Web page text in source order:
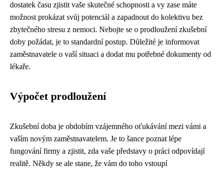
dostatek času zjistit vaše skutečné schopnosti a vy zase máte
možnost prokázat svůj potenciál a zapadnout do kolektivu bez
zbytečného stresu z nemoci. Nebojte se o prodloužení zkušební
doby požádat, je to standardní postup. Důležité je informovat
zaměstnavatele o vaší situaci a dodat mu potřebné dokumenty od
lékaře.
Výpočet prodloužení
Zkušební doba je obdobím vzájemného oťukávání mezi vámi a
vaším novým zaměstnavatelem. Je to šance poznat lépe
fungování firmy a zjistit, zda vaše představy o práci odpovídají
realitě. Někdy se ale stane, že vám do toho vstoupí